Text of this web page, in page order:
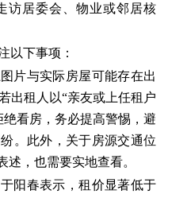
访居委会、物业或邻居核
以下事项：
片与实际房屋可能存在出
出租人以“亲友或上任租户
看房，务必提高警惕，避
。此外，关于房源交通位
述，也需要实地查看。
阳春表示，租价显著低于